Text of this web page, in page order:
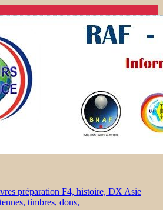
préparation F4, histoire, DX Asie
timbres, dons,